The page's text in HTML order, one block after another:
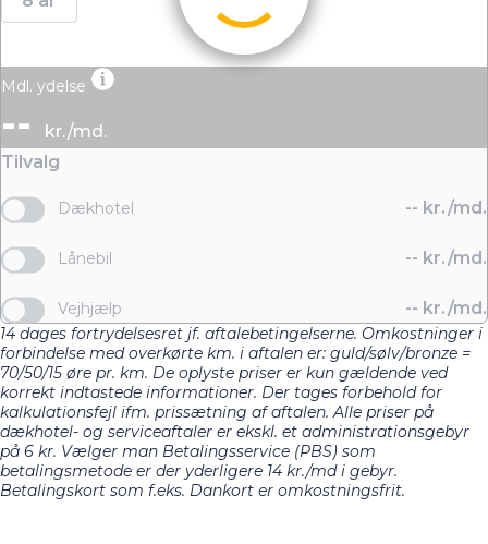
Mdl. ydelse
--
kr./md.
Tilvalg
Dækhotel -- kr./md.
Lånebil -- kr./md.
Vejhjælp -- kr./md.
14 dages fortrydelsesret jf. aftalebetingelserne. Omkostninger i
forbindelse med overkørte km. i aftalen er: guld/sølv/bronze =
70/50/15 øre pr. km. De oplyste priser er kun gældende ved
korrekt indtastede informationer. Der tages forbehold for
kalkulationsfejl ifm. prissætning af aftalen. Alle priser på
dækhotel- og serviceaftaler er ekskl. et administrationsgebyr
på 6 kr. Vælger man Betalingsservice (PBS) som
betalingsmetode er der yderligere 14 kr./md i gebyr.
Betalingskort som f.eks. Dankort er omkostningsfrit.